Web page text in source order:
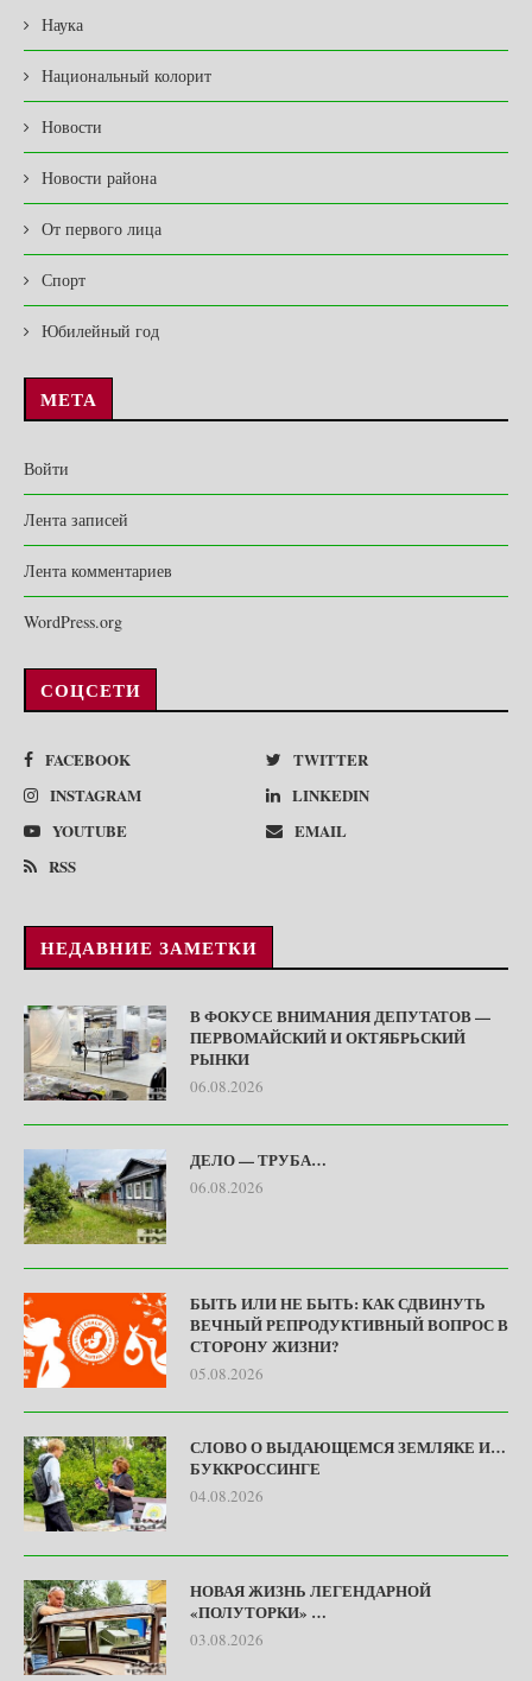
Наука
Национальный колорит
Новости
Новости района
От первого лица
Спорт
Юбилейный год
МЕТА
Войти
Лента записей
Лента комментариев
WordPress.org
СОЦСЕТИ
FACEBOOK
TWITTER
INSTAGRAM
LINKEDIN
YOUTUBE
EMAIL
RSS
НЕДАВНИЕ ЗАМЕТКИ
В ФОКУСЕ ВНИМАНИЯ ДЕПУТАТОВ —
ПЕРВОМАЙСКИЙ И ОКТЯБРЬСКИЙ
РЫНКИ
06.08.2026
ДЕЛО — ТРУБА…
06.08.2026
БЫТЬ ИЛИ НЕ БЫТЬ: КАК СДВИНУТЬ
ВЕЧНЫЙ РЕПРОДУКТИВНЫЙ ВОПРОС В
СТОРОНУ ЖИЗНИ?
05.08.2026
СЛОВО О ВЫДАЮЩЕМСЯ ЗЕМЛЯКЕ И…
БУККРОССИНГЕ
04.08.2026
НОВАЯ ЖИЗНЬ ЛЕГЕНДАРНОЙ
«ПОЛУТОРКИ» …
03.08.2026